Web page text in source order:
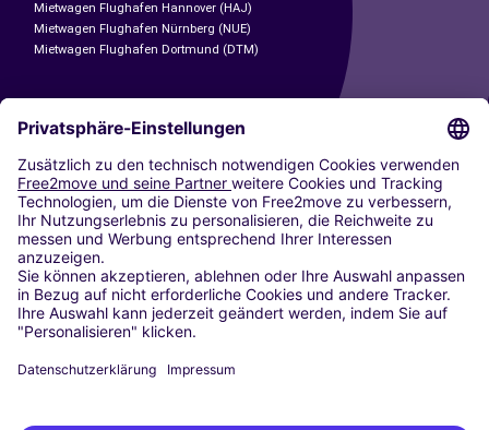
Mietwagen Flughafen Hannover (HAJ)
Mietwagen Flughafen Nürnberg (NUE)
Mietwagen Flughafen Dortmund (DTM)
CARSHARING
UNSERE STÄDTE
Paris
Madrid
Washington DC
Mailand
Rom
Turin
Wien
Berlin
Düsseldorf